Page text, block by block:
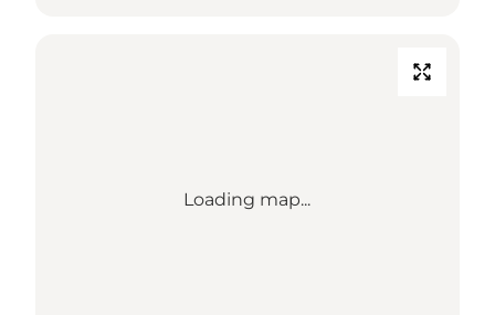
Loading map...